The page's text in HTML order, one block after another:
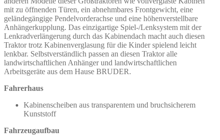
mit zu öffnenden Türen, ein abnehmbares Frontgewicht, eine
geländegängige Pendelvorderachse und eine höhenverstellbare
Anhängerkupplung. Das einzigartige Spiel-/Lenksystem mit der
Lenkradverlängerung durch das Kabinendach macht auch diesen
Traktor trotz Kabinenverglasung für die Kinder spielend leicht
lenkbar. Selbstverständlich passen an diesen Traktor alle
landwirtschaftlichen Anhänger und landwirtschaftlichen
Arbeitsgeräte aus dem Hause BRUDER.
Fahrerhaus
Kabinenscheiben aus transparentem und bruchsicherem
Kunststoff
Fahrzeugaufbau